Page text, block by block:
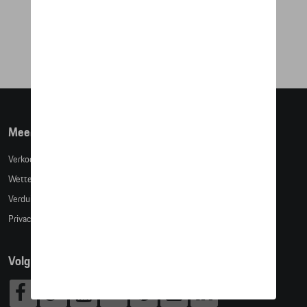
Meer info
Verkoopsvoorwaarden
Wettelijke bepalingen
Verduidelijking kledingmaten
Privacybeleid
Volg Ons